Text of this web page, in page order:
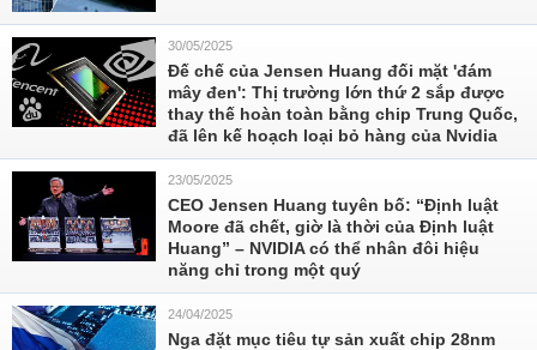
30/05/2025
Đế chế của Jensen Huang đối mặt 'đám
mây đen': Thị trường lớn thứ 2 sắp được
thay thế hoàn toàn bằng chip Trung Quốc,
đã lên kế hoạch loại bỏ hàng của Nvidia
23/05/2025
CEO Jensen Huang tuyên bố: “Định luật
Moore đã chết, giờ là thời của Định luật
Huang” – NVIDIA có thể nhân đôi hiệu
năng chỉ trong một quý
24/04/2025
Nga đặt mục tiêu tự sản xuất chip 28nm